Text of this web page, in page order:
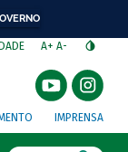
A+ A-
IMPRENSA